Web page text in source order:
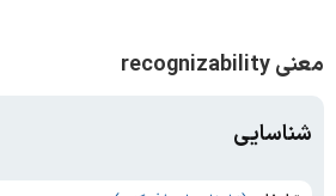
معنی recognizability
شناسایی